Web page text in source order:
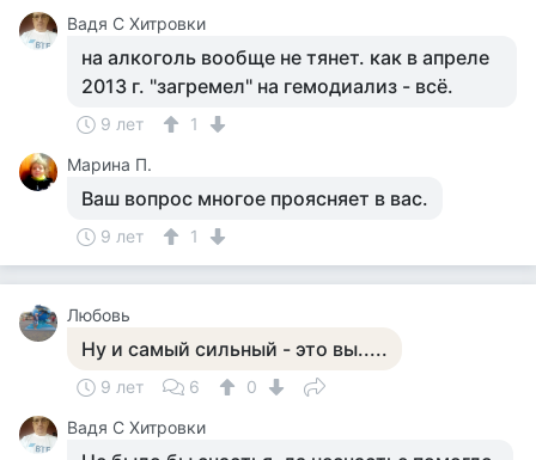
Вадя С Хитровки
на алкоголь вообще не тянет. как в апреле
2013 г. "загремел" на гемодиализ - всё.
9 лет
1
Марина П.
Ваш вопрос многое проясняет в вас.
9 лет 1
Любовь
Ну и самый сильный - это вы.....
9 лет 6
0
Вадя С Хитровки